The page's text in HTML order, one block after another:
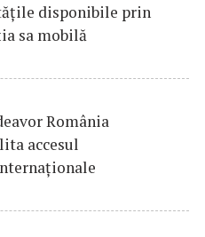
disponibile prin
sa mobilă
România
accesul